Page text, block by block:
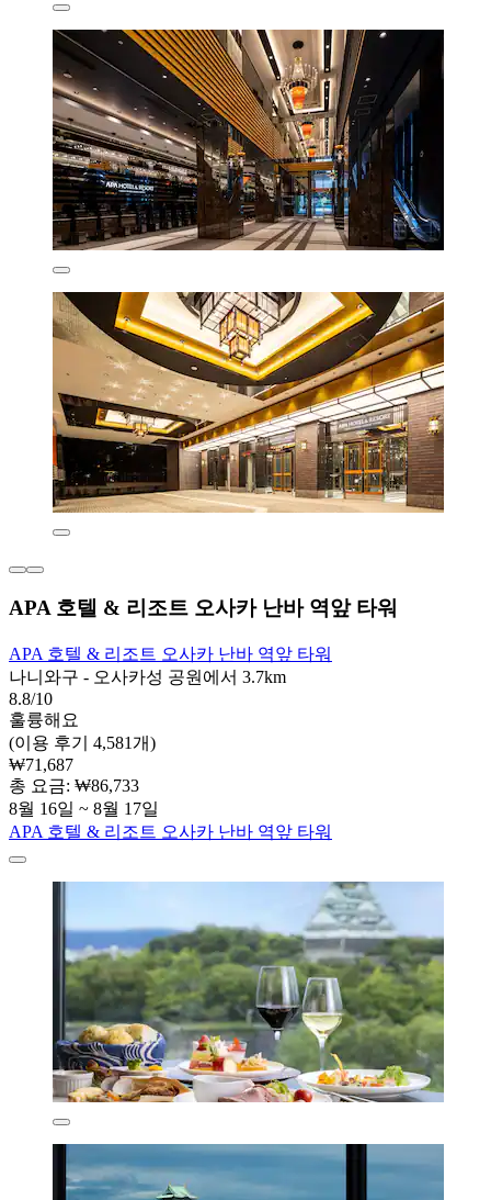
APA 호텔 & 리조트 오사카 난바 역앞 타워
APA 호텔 & 리조트 오사카 난바 역앞 타워
나니와구 - 오사카성 공원에서 3.7km
8.8/10
훌륭해요
(이용 후기 4,581개)
₩71,687
총 요금: ₩86,733
8월 16일 ~ 8월 17일
APA 호텔 & 리조트 오사카 난바 역앞 타워